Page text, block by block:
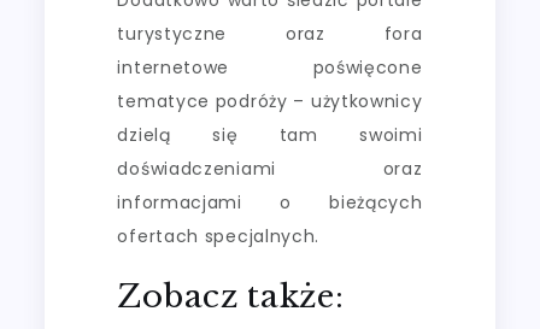
turystyczne oraz fora
internetowe poświęcone
tematyce podróży – użytkownicy
dzielą się tam swoimi
doświadczeniami oraz
informacjami o bieżących
ofertach specjalnych.
Zobacz także: